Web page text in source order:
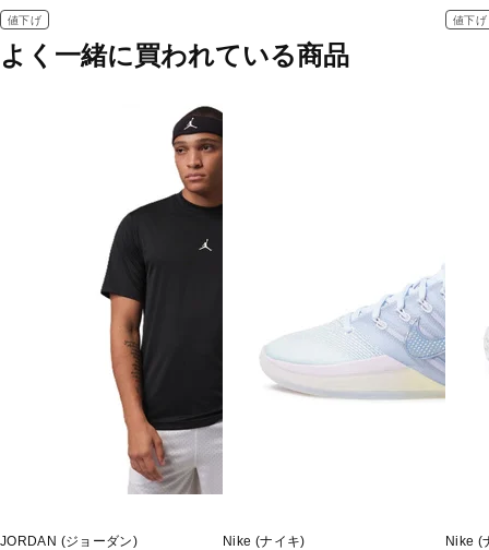
値下げ 値下げ
よく一緒に買われている商品
JORDAN (ジョーダン) Nike (ナイキ) Nike (